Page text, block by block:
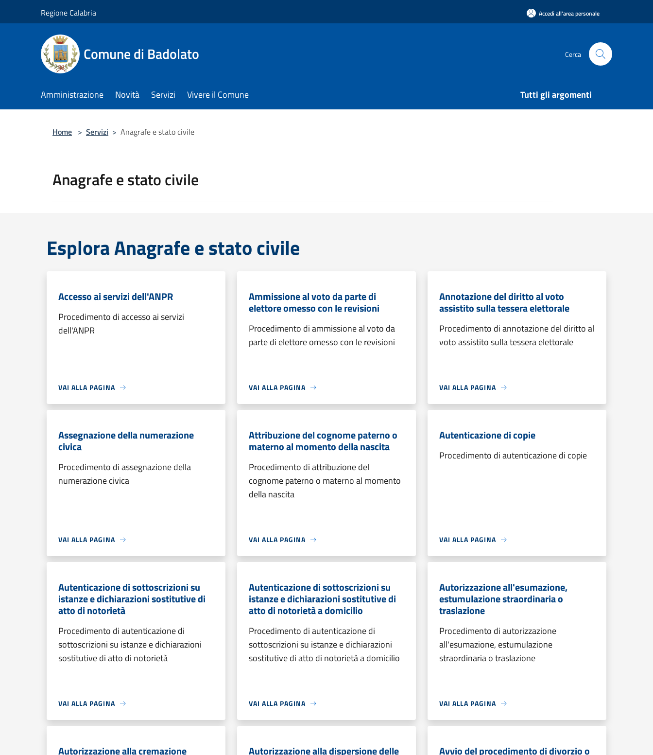
Regione Calabria Accedi all'area personale
Comune di Badolato Cerca
Amministrazione Novità Servizi Vivere il Comune Tutti gli argomenti
Home > Servizi > Anagrafe e stato civile
Anagrafe e stato civile
Esplora Anagrafe e stato civile
Accesso ai servizi dell'ANPR
Procedimento di accesso ai servizi
dell'ANPR
VAI ALLA PAGINA
Ammissione al voto da parte di
elettore omesso con le revisioni
Procedimento di ammissione al voto da
parte di elettore omesso con le revisioni
VAI ALLA PAGINA
Annotazione del diritto al voto
assistito sulla tessera elettorale
Procedimento di annotazione del diritto al
voto assistito sulla tessera elettorale
VAI ALLA PAGINA
Assegnazione della numerazione
civica
Procedimento di assegnazione della
numerazione civica
VAI ALLA PAGINA
Attribuzione del cognome paterno o
materno al momento della nascita
Procedimento di attribuzione del
cognome paterno o materno al momento
della nascita
VAI ALLA PAGINA
Autenticazione di copie
Procedimento di autenticazione di copie
VAI ALLA PAGINA
Autenticazione di sottoscrizioni su
istanze e dichiarazioni sostitutive di
atto di notorietà
Procedimento di autenticazione di
sottoscrizioni su istanze e dichiarazioni
sostitutive di atto di notorietà
VAI ALLA PAGINA
Autenticazione di sottoscrizioni su
istanze e dichiarazioni sostitutive di
atto di notorietà a domicilio
Procedimento di autenticazione di
sottoscrizioni su istanze e dichiarazioni
sostitutive di atto di notorietà a domicilio
VAI ALLA PAGINA
Autorizzazione all'esumazione,
estumulazione straordinaria o
traslazione
Procedimento di autorizzazione
all'esumazione, estumulazione
straordinaria o traslazione
VAI ALLA PAGINA
Autorizzazione alla cremazione Autorizzazione alla dispersione delle Avvio del procedimento di divorzio o